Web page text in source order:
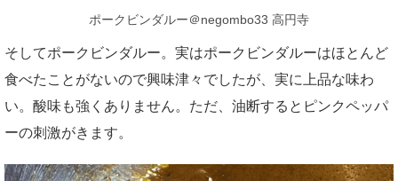
ポークビンダルー＠negombo33 高円寺
そしてポークビンダルー。実はポークビンダルーはほとんど
食べたことがないので興味津々でしたが、実に上品な味わ
い。酸味も強くありません。ただ、油断するとピンクペッパ
ーの刺激がきます。